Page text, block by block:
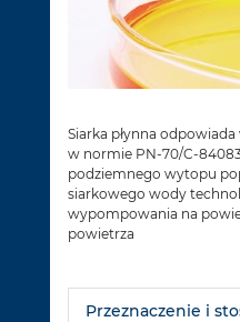
Siarka płynna
w normie PN-70/C-
podziemnego wytopu
siarkowego wody
wypompowania na
powietrza
Przeznaczenie i